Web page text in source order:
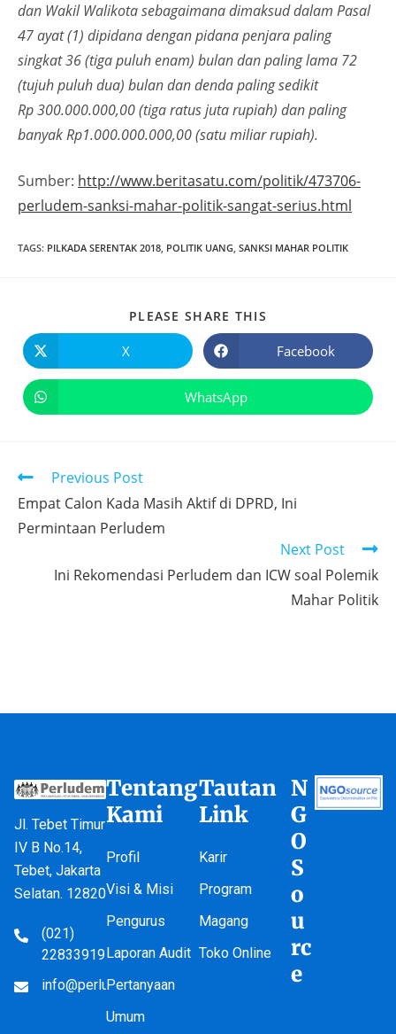
dan Wakil Walikota sebagaimana dimaksud dalam Pasal
47 ayat (1) dipidana dengan pidana penjara paling
singkat 36 (tiga puluh enam) bulan dan paling lama 72
(tujuh puluh dua) bulan dan denda paling sedikit
Rp 300.000.000,00 (tiga ratus juta rupiah) dan paling
banyak Rp1.000.000.000,00 (satu miliar rupiah).
Sumber: http://www.beritasatu.com/politik/473706-
perludem-sanksi-mahar-politik-sangat-serius.html
TAGS: PILKADA SERENTAK 2018, POLITIK UANG, SANKSI MAHAR POLITIK
PLEASE SHARE THIS
X Facebook
WhatsApp
Previous Post
Empat Calon Kada Masih Aktif di DPRD, Ini
Permintaan Perludem
Next Post
Ini Rekomendasi Perludem dan ICW soal Polemik
Mahar Politik
Jl. Tebet Timur
IV B No.14,
Tebet, Jakarta
Selatan. 12820
(021)
22833919
info@perludem.or.id
Tentang
Kami
Profil
Visi & Misi
Pengurus
Laporan Audit
Pertanyaan
Umum
Tautan
Link
Karir
Program
Magang
Toko Online
N
G
O
S
o
u
rc
e